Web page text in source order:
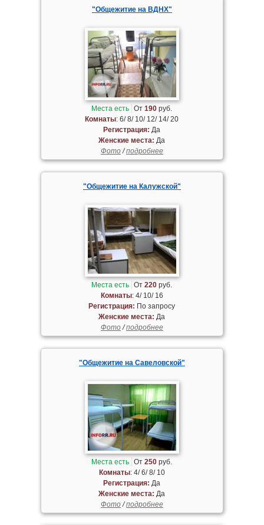
"Общежитие на ВДНХ"
Места есть От190 руб.
Комнаты: 6/ 8/ 10/ 12/ 14/ 20
Регистрация: Да
Женские места: Да
Фото/подробнее
"Общежитие на Калужской"
Места есть От220 руб.
Комнаты: 4/ 10/ 16
Регистрация: По запросу
Женские места: Да
Фото/подробнее
"Общежитие на Савеловской"
Места есть От250 руб.
Комнаты: 4/ 6/ 8/ 10
Регистрация: Да
Женские места: Да
Фото/подробнее